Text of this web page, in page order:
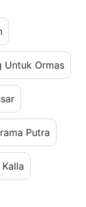
Untuk Ormas
Putra